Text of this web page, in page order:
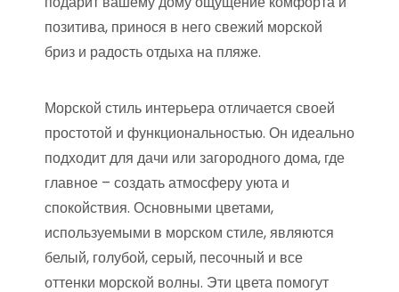
позитива, принося в него свежий морской
бриз и радость отдыха на пляже.
Морской стиль интерьера отличается своей
простотой и функциональностью. Он идеально
подходит для дачи или загородного дома, где
главное – создать атмосферу уюта и
спокойствия. Основными цветами,
используемыми в морском стиле, являются
белый, голубой, серый, песочный и все
оттенки морской волны. Эти цвета помогут